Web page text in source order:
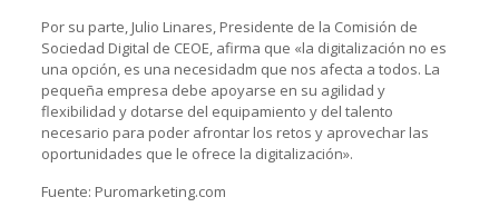
Por su parte, Julio Linares, Presidente de la Comisión de
Sociedad Digital de CEOE, afirma que «la digitalización no es
una opción, es una necesidadm que nos afecta a todos. La
pequeña empresa debe apoyarse en su agilidad y
flexibilidad y dotarse del equipamiento y del talento
necesario para poder afrontar los retos y aprovechar las
oportunidades que le ofrece la digitalización».
Fuente: Puromarketing.com